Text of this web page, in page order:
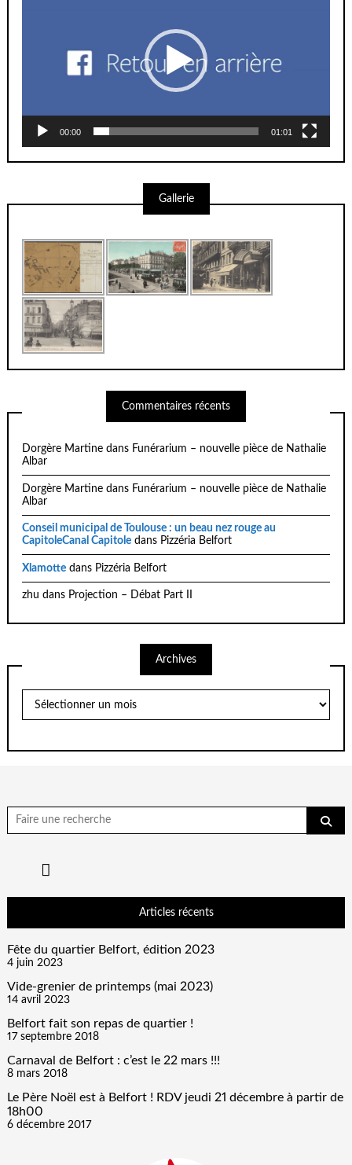
00:00 01:01
Gallerie
Commentaires récents
Dorgère Martine dans Funérarium – nouvelle pièce de Nathalie
Albar
Dorgère Martine dans Funérarium – nouvelle pièce de Nathalie
Albar
Conseil municipal de Toulouse : un beau nez rouge au
CapitoleCanal Capitole dans Pizzéria Belfort
Xlamotte dans Pizzéria Belfort
zhu dans Projection – Débat Part II
Archives
Chercher
pour:
Articles récents
Fête du quartier Belfort, édition 2023
4 juin 2023
Vide-grenier de printemps (mai 2023)
14 avril 2023
Belfort fait son repas de quartier !
17 septembre 2018
Carnaval de Belfort : c’est le 22 mars !!!
8 mars 2018
Le Père Noël est à Belfort ! RDV jeudi 21 décembre à partir de
18h00
6 décembre 2017